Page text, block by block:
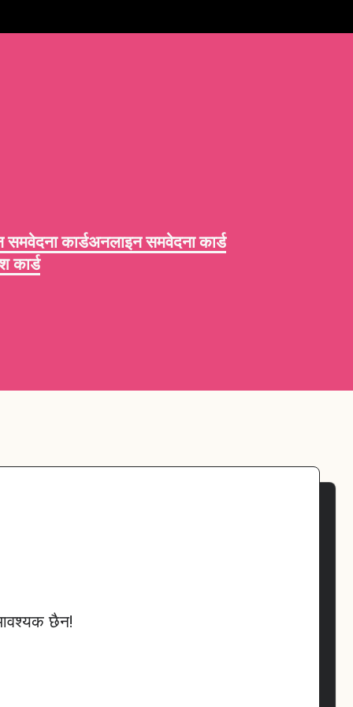
कार्डअनलाइन समवेदना कार्ड
कार्ड
छैन!